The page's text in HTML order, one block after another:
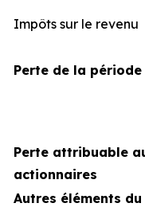
Impôts sur le revenu
Perte de la période
Perte attribuable
actionnaires
Autres éléments du